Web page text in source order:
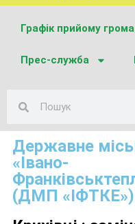
Графік прийому
Прес-служба
Державне
«Івано-
(ДМП «ІФТКЕ»)